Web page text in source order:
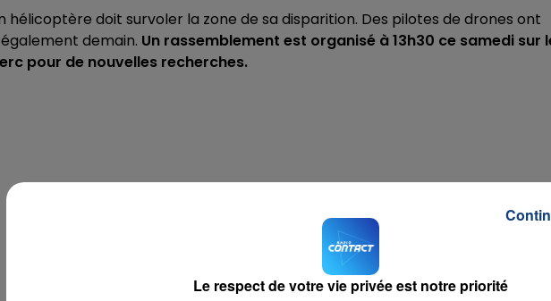
hélicoptère doit survoler la zone de sa disparition. Des pilotes de drones ont
demain. Un rassemblement est organisé à 13h30 ce samedi sur
pour de nouvelles recherches.
Le respect de votre vie privée est notre priorité